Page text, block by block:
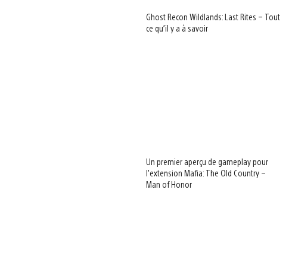
Ghost Recon Wildlands: Last Rites – Tout
ce qu’il y a à savoir
Un premier aperçu de gameplay pour
l’extension Mafia: The Old Country –
Man of Honor